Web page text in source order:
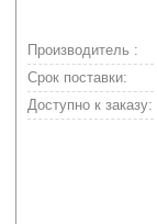
Производитель :
Срок поставки:
Доступно к заказу: